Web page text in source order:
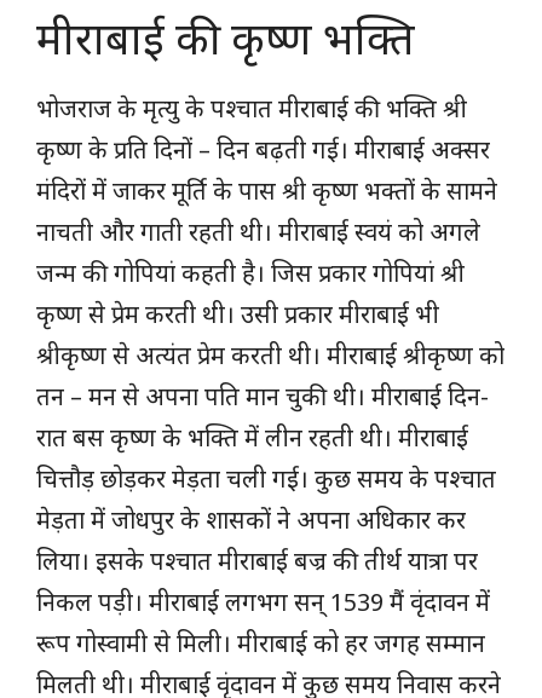
मीराबाई की कृष्ण भक्ति
भोजराज के मृत्यु के पश्चात मीराबाई की भक्ति श्री
कृष्ण के प्रति दिनों – दिन बढ़ती गई। मीराबाई अक्सर
मंदिरों में जाकर मूर्ति के पास श्री कृष्ण भक्तों के सामने
नाचती और गाती रहती थी। मीराबाई स्वयं को अगले
जन्म की गोपियां कहती है। जिस प्रकार गोपियां श्री
कृष्ण से प्रेम करती थी। उसी प्रकार मीराबाई भी
श्रीकृष्ण से अत्यंत प्रेम करती थी। मीराबाई श्रीकृष्ण को
तन – मन से अपना पति मान चुकी थी। मीराबाई दिन-
रात बस कृष्ण के भक्ति में लीन रहती थी। मीराबाई
चित्तौड़ छोड़कर मेड़ता चली गई। कुछ समय के पश्चात
मेड़ता में जोधपुर के शासकों ने अपना अधिकार कर
लिया। इसके पश्चात मीराबाई बज्र की तीर्थ यात्रा पर
निकल पड़ी। मीराबाई लगभग सन् 1539 मैं वृंदावन में
रूप गोस्वामी से मिली। मीराबाई को हर जगह सम्मान
मिलती थी। मीराबाई वृंदावन में कुछ समय निवास करने